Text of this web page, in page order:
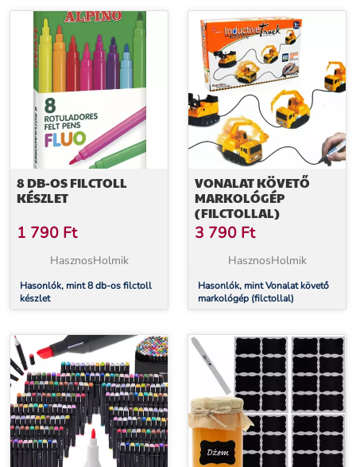
8 DB-OS FILCTOLL
KÉSZLET
1 790 Ft
HasznosHolmik
Hasonlók, mint 8 db-os filctoll
készlet
VONALAT KÖVETŐ
MARKOLÓGÉP
(FILCTOLLAL)
3 790 Ft
HasznosHolmik
Hasonlók, mint Vonalat követő
markológép (filctollal)